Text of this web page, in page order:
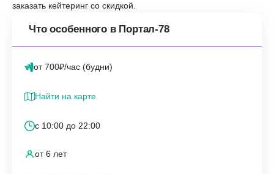
заказать кейтеринг со скидкой.
Что особенного в Портал-78
от 700₽/час (будни)
Найти на карте
с 10:00 до 22:00
от 6 лет